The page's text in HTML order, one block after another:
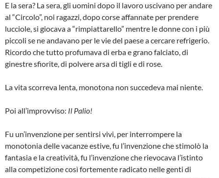
E la sera? La sera, gli uomini dopo il lavoro uscivano per andare
al “Circolo”, noi ragazzi, dopo corse affannate per prendere
lucciole, si giocava a “rimpiattarello” mentre le donne con i più
piccoli se ne andavano per le vie del paese a cercare refrigerio.
Ricordo che tutto profumava di erba e grano falciato, di
ginestre sfiorite, di polvere arsa di tigli e di rose.
La vita scorreva lenta, monotona non succedeva mai niente.
Poi all’improvviso: Il Palio!
Fu un’invenzione per sentirsi vivi, per interrompere la
monotonia delle vacanze estive, fu l’invenzione che stimolò la
fantasia e la creatività, fu l’invenzione che rievocava l’istinto
alla competizione così fortemente radicato nelle genti di